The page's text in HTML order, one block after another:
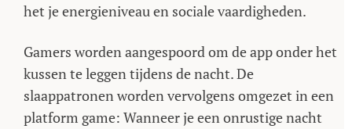
het je energieniveau en sociale vaardigheden.
Gamers worden aangespoord om de app onder het
kussen te leggen tijdens de nacht. De
slaappatronen worden vervolgens omgezet in een
platform game: Wanneer je een onrustige nacht